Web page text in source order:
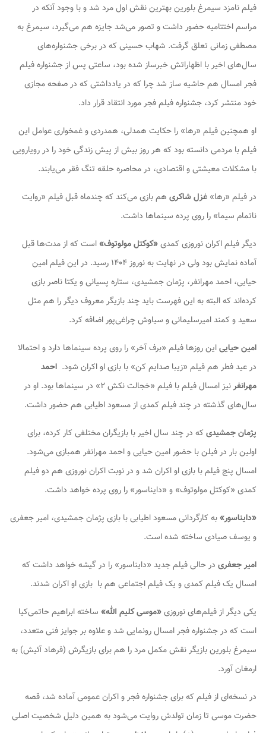
فیلم نامزد سیمرغ بلورین بهترین نقش اول مرد شد و با وجود آنکه در
مراسم اختتامیه حضور داشت و تصور می‌شد جایزه هم می‌گیرد، سیمرغ به
مصطفی زمانی تعلق گرفت. شهاب حسینی که در برخی جشنواره‌های
سال‌های اخیر با اظهاراتش خبرساز شده بود، ساعتی پس از جشنواره فیلم
فجر امسال هم حاشیه ساز شد چرا که در یادداشتی که در صفحه مجازی
خود منتشر کرد، جشنواره فیلم فجر مورد انتقاد قرار داد.
او همچنین فیلم «رها» را حکایت همدلی، همدردی و غمخواری عوامل این
فیلم با مردمی دانسته بود که هر روز بیش از پیش زندگی خود را در رویارویی
با مشکلات معیشتی و اقتصادی، در محاصره حلقه تنگ فقر می‌یابند.
در فیلم «رها» غزل شاکری هم بازی می‌کند که چندماه قبل فیلم «روایت
ناتمام سیما» را روی پرده سینماها داشت.
دیگر فیلم اکران نوروزی کمدی«کوکتل مولوتوف»است که از مدت‌ها قبل
آماده نمایش بود ولی در نهایت به نوروز ۱۴۰۴ رسید. در این فیلم امین
حیایی، احمد مهرانفر، پژمان جمشیدی، ستاره پسیانی و یکتا ناصر بازی
کرده‌اند که البته به این فهرست باید چند بازیگر معروف دیگر را هم مثل
سعید و کمند امیرسلیمانی و سیاوش چراغی‌پور اضافه کرد.
امین حیاییاین روزها فیلم «برف آخر» را روی پرده سینماها دارد و احتمالا
در عید فطر هم فیلم «زیبا صدایم کن» با بازی او اکران شود. احمد
مهرانفر
نیز امسال فیلم با فیلم «خجالت نکش ۲» در سینماها بود. او در
سال‌های گذشته در چند فیلم کمدی از مسعود اطیابی هم حضور داشت.
پژمان جمشیدی که در چند سال اخیر با بازیگران مختلفی کار کرده، برای
اولین بار در فیلن با حضور امین حیایی و احمد مهرانفر همبازی می‌شود.
امسال پنج فیلم با بازی او اکران شد و در نوبت اکران نوروزی هم دو فیلم
کمدی «کوکتل مولوتوف» و «دایناسور» را روی پرده خواهد داشت.
«دایناسور»به کارگردانی مسعود اطیابی با بازی پژمان جمشیدی، امیر جعفری
و یوسف صیادی ساخته شده است.
امیر جعفری در حالی فیلم جدید «دایناسور» را در گیشه خواهد داشت که
امسال یک فیلم کمدی و یک فیلم اجتماعی هم با بازی او اکران شدند.
یکی دیگر از فیلم‌های نوروزی«موسی کلیم الله» ساخته ابراهیم حاتمی‌کیا
است که در جشنواره فجر امسال رونمایی شد و علاوه بر جوایز فنی متعدد،
سیمرغ بلورین بازیگر نقش مکمل مرد را هم برای بازیگرش (فرهاد آئیش) به
ارمغان آورد.
در نسخه‌ای از فیلم که برای جشنواره فجر و اکران عمومی آماده شد، قصه‌
حضرت موسی تا زمان تولدش روایت می‌شود به همین دلیل شخصیت اصلی